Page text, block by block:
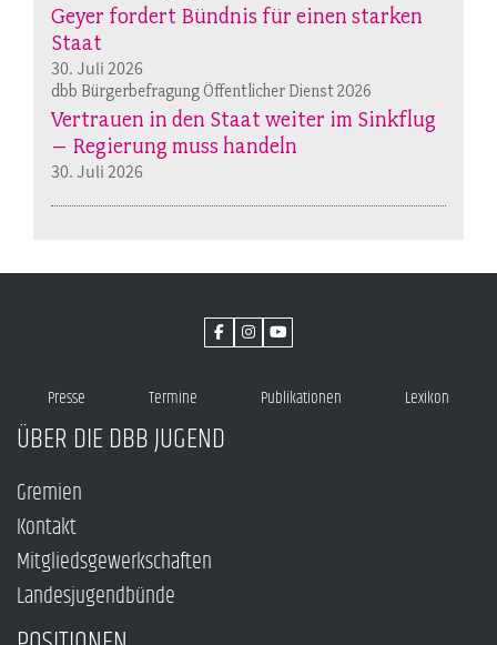
Geyer fordert Bündnis für einen starken
Staat
30. Juli 2026
dbb Bürgerbefragung Öffentlicher Dienst 2026
Vertrauen in den Staat weiter im Sinkflug
– Regierung muss handeln
30. Juli 2026
Presse Termine Publikationen Lexikon
ÜBER DIE DBB JUGEND
Gremien
Kontakt
Mitgliedsgewerkschaften
Landesjugendbünde